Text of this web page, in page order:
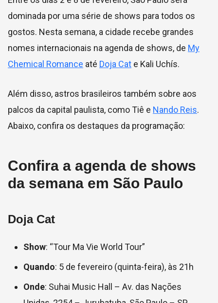
dominada por uma série de shows para todos os
gostos. Nesta semana, a cidade recebe grandes
nomes internacionais na agenda de shows, de My
Chemical Romance até Doja Cat e Kali Uchís.
Além disso, astros brasileiros também sobre aos
palcos da capital paulista, como Tiê e Nando Reis.
Abaixo, confira os destaques da programação:
Confira a agenda de shows
da semana em São Paulo
Doja Cat
Show: “Tour Ma Vie World Tour”
Quando: 5 de fevereiro (quinta-feira), às 21h
Onde: Suhai Music Hall – Av. das Nações